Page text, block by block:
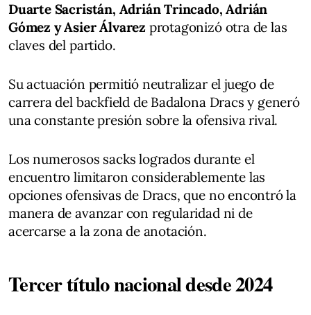
Duarte Sacristán, Adrián Trincado, Adrián
Gómez y Asier Álvarez protagonizó otra de las
claves del partido.
Su actuación permitió neutralizar el juego de
carrera del backfield de Badalona Dracs y generó
una constante presión sobre la ofensiva rival.
Los numerosos sacks logrados durante el
encuentro limitaron considerablemente las
opciones ofensivas de Dracs, que no encontró la
manera de avanzar con regularidad ni de
acercarse a la zona de anotación.
Tercer título nacional desde 2024